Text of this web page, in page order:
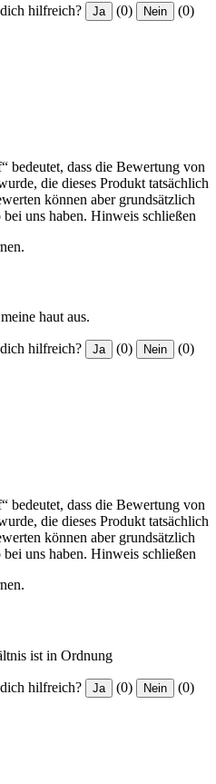
hilfreich? Ja (0) Nein (0)
bedeutet, dass die Bewertung von
die dieses Produkt tatsächlich
können aber grundsätzlich
uns haben. Hinweis schließen
haut aus.
hilfreich? Ja (0) Nein (0)
bedeutet, dass die Bewertung von
die dieses Produkt tatsächlich
können aber grundsätzlich
uns haben. Hinweis schließen
ist in Ordnung
hilfreich? Ja (0) Nein (0)